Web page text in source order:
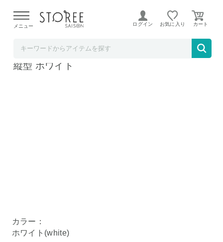
よる配送遅延が発生しております。
メニュー ログイン お気に入り
tower キッチン自立式スチールパネル タワー
縦型 ホワイト
カラー：
ホワイト(white)